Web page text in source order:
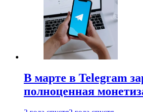
В марте в Telegram
полноценная